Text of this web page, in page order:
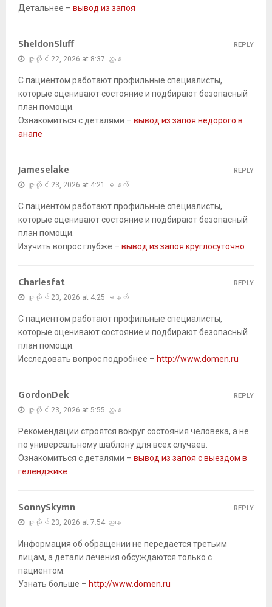
Детальнее – вывод из запоя
SheldonSluff
ဇူလိုင် 22, 2026 at 8:37 ညနေ
С пациентом работают профильные специалисты,
которые оценивают состояние и подбирают безопасный
план помощи.
Ознакомиться с деталями – вывод из запоя недорого в
анапе
REPLY
Jameselake
ဇူလိုင် 23, 2026 at 4:21 မနက်
С пациентом работают профильные специалисты,
которые оценивают состояние и подбирают безопасный
план помощи.
Изучить вопрос глубже – вывод из запоя круглосуточно
REPLY
Charlesfat
ဇူလိုင် 23, 2026 at 4:25 မနက်
С пациентом работают профильные специалисты,
которые оценивают состояние и подбирают безопасный
план помощи.
Исследовать вопрос подробнее – http://www.domen.ru
REPLY
GordonDek
ဇူလိုင် 23, 2026 at 5:55 ညနေ
Рекомендации строятся вокруг состояния человека, а не
по универсальному шаблону для всех случаев.
Ознакомиться с деталями – вывод из запоя с выездом в
геленджике
REPLY
SonnySkymn
ဇူလိုင် 23, 2026 at 7:54 ညနေ
Информация об обращении не передается третьим
лицам, а детали лечения обсуждаются только с
пациентом.
Узнать больше – http://www.domen.ru
REPLY